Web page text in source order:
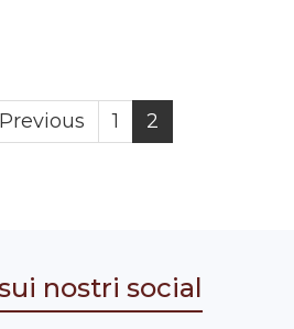
1 2
nostri social